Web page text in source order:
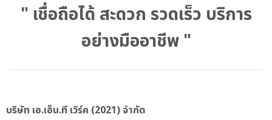
" เชื่อถือได้ สะดวก รวดเร็ว บริการ
อย่างมืออาชีพ "
บริษัท เอ.เอ็น.ที เวิร์ค (2021) จำกัด